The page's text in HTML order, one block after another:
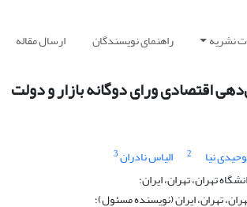
نشریه راهنمای نویسندگان ارسال مقاله
اقتصادی ورای دوگانه بازار و دولت
نیا 2 الیاس نادران3
تهران، تهران، ایران؛
تهران، ایران (نویسنده مسئول)؛